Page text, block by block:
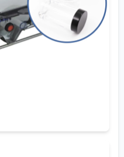
логистические
потребителей
снабжения или
Для таких компаний,
юрисдикции.
как